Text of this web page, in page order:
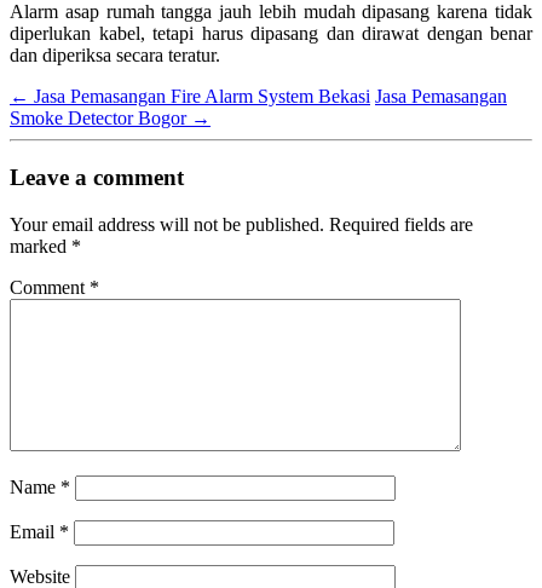
Alarm asap rumah tangga jauh lebih mudah dipasang karena tidak
diperlukan kabel, tetapi harus dipasang dan dirawat dengan benar
dan diperiksa secara teratur.
← Jasa Pemasangan Fire Alarm System Bekasi Jasa Pemasangan
Smoke Detector Bogor →
Leave a comment
Your email address will not be published. Required fields are
marked *
Comment *
Name *
Email *
Website